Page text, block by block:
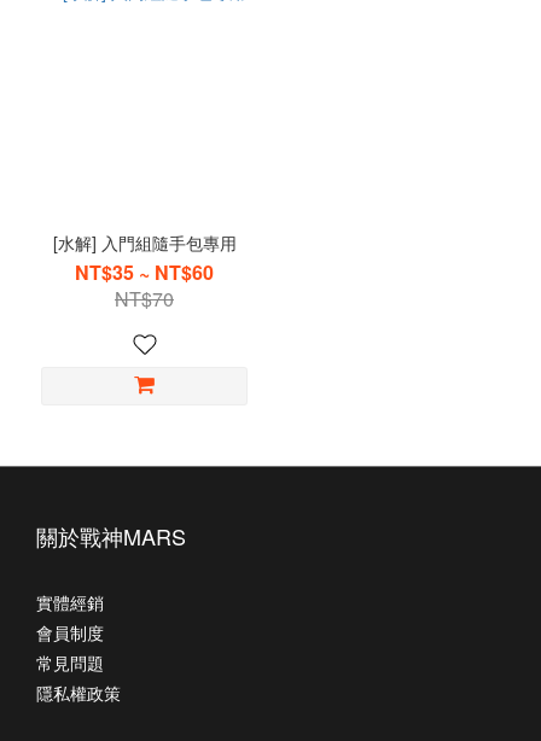
[水解] 入門組隨手包專用
NT$35 ~ NT$60
NT$70
關於戰神MARS
實體經銷
會員制度
常見問題
隱私權政策